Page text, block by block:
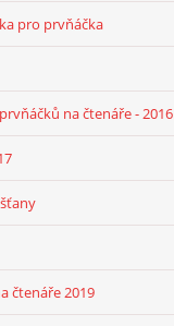
pro prvňáčka
na čtenáře - 2016
čtenáře 2019